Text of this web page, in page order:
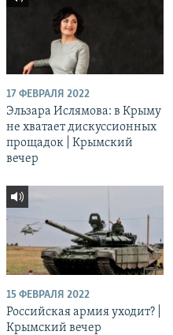
17 ФЕВРАЛЯ 2022
Эльзара Ислямова: в Крыму
не хватает дискуссионных
прощадок | Крымский
вечер
15 ФЕВРАЛЯ 2022
Российская армия уходит? |
Крымский вечер